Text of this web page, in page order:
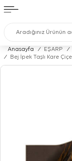
Anasayfa / EŞARP /
/
Bej İpek Taşlı Kare